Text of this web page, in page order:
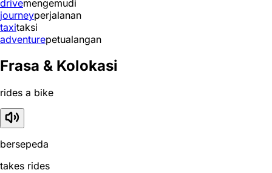
drivemengemudi
journeyperjalanan
taxitaksi
adventurepetualangan
Frasa & Kolokasi
rides a bike
bersepeda
takes rides